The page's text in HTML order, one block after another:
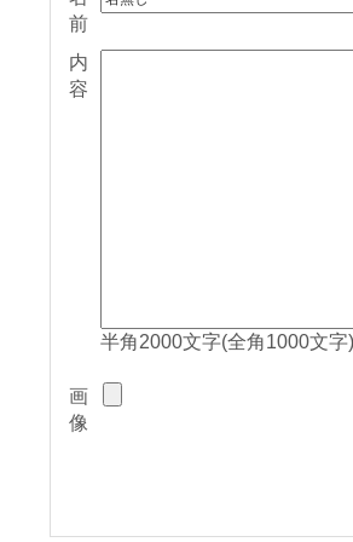
前
内
容
半角2000文字(全角1000文字
画
像